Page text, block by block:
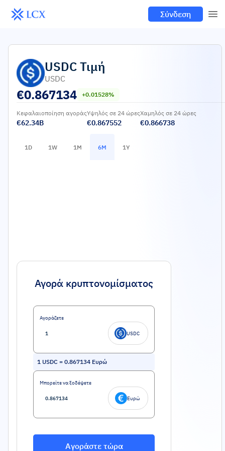
Σύνδεση
USDCΤιμή
USDC
€0.867134 +0.01528%
Κεφαλαιοποίηση αγοράς
€62.34B
Υψηλός σε 24 ώρες
€0.867552
Χαμηλός σε 24 ώρες
€0.866738
1D 1W 1M 6M 1Y
Αγορά κρυπτονομίσματος
Αγοράζετε
USDC
1 USDC = 0.867134 Ευρώ
Μπορείτε να ξοδέψετε
Ευρώ
Αγοράστε τώρα